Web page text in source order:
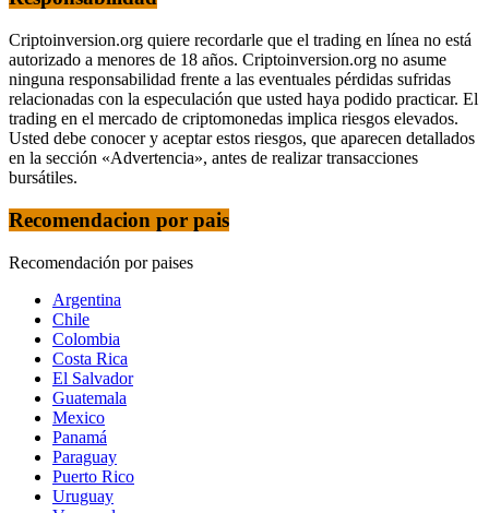
Criptoinversion.org quiere recordarle que el trading en línea no está
autorizado a menores de 18 años. Criptoinversion.org no asume
ninguna responsabilidad frente a las eventuales pérdidas sufridas
relacionadas con la especulación que usted haya podido practicar. El
trading en el mercado de criptomonedas implica riesgos elevados.
Usted debe conocer y aceptar estos riesgos, que aparecen detallados
en la sección «Advertencia», antes de realizar transacciones
bursátiles.
Recomendacion por pais
Recomendación por paises
Argentina
Chile
Colombia
Costa Rica
El Salvador
Guatemala
Mexico
Panamá
Paraguay
Puerto Rico
Uruguay